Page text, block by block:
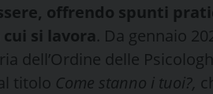
offrendo spunti
si lavora. Da gennaio
dell’Ordine delle
titolo Come stanno i tuoi?,